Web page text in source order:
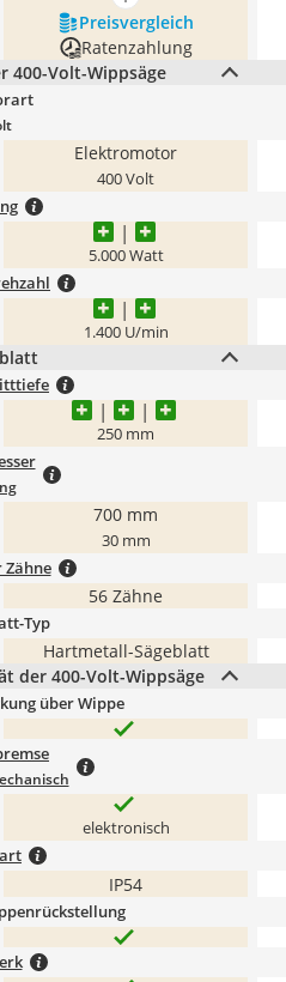
Preis­vergleich
Ratenzahlung
400-Volt-Wippsäge
Elektromotor
400 Volt
5.000 Watt
1.400 U/min
250 mm
700 mm
30 mm
Zähne
56 Zähne
Typ
Hartmetall-Sägeblatt
der 400-Volt-Wippsäge
über Wippe
elektronisch
IP54